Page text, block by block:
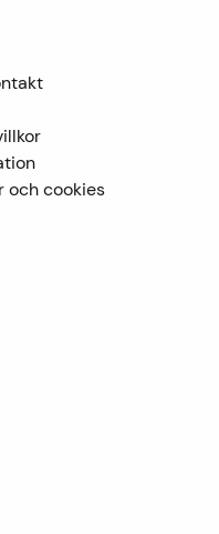
och cookies